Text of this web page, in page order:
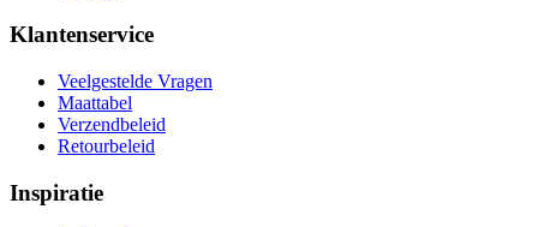
Klantenservice
Veelgestelde Vragen
Maattabel
Verzendbeleid
Retourbeleid
Inspiratie